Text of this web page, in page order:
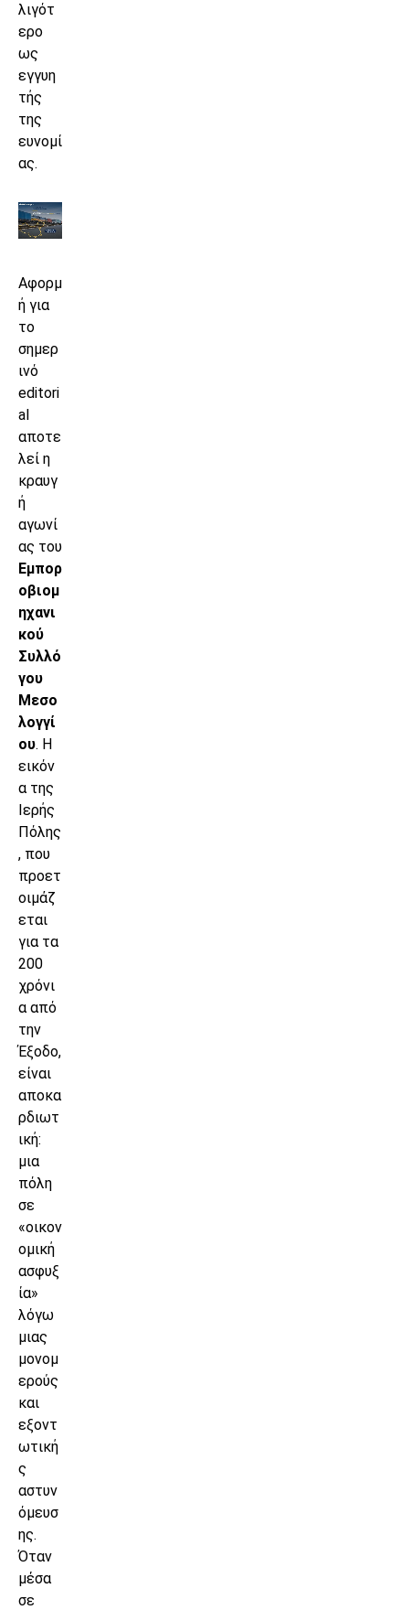
λιγότ
ερο
ως
εγγυη
τής
της
ευνομί
ας.
Αφορμ
ή για
το
σημερ
ινό
editori
al
αποτε
λεί η
κραυγ
ή
αγωνί
ας του
Εμπορ
οβιομ
ηχανι
κού
Συλλό
γου
Μεσο
λογγί
ου. Η
εικόν
α της
Ιερής
Πόλης
, που
προετ
οιμάζ
εται
για τα
200
χρόνι
α από
την
Έξοδο,
είναι
αποκα
ρδιωτ
ική:
μια
πόλη
σε
«οικον
ομική
ασφυξ
ία»
λόγω
μιας
μονομ
ερούς
και
εξοντ
ωτική
ς
αστυν
όμευσ
ης.
Όταν
μέσα
σε